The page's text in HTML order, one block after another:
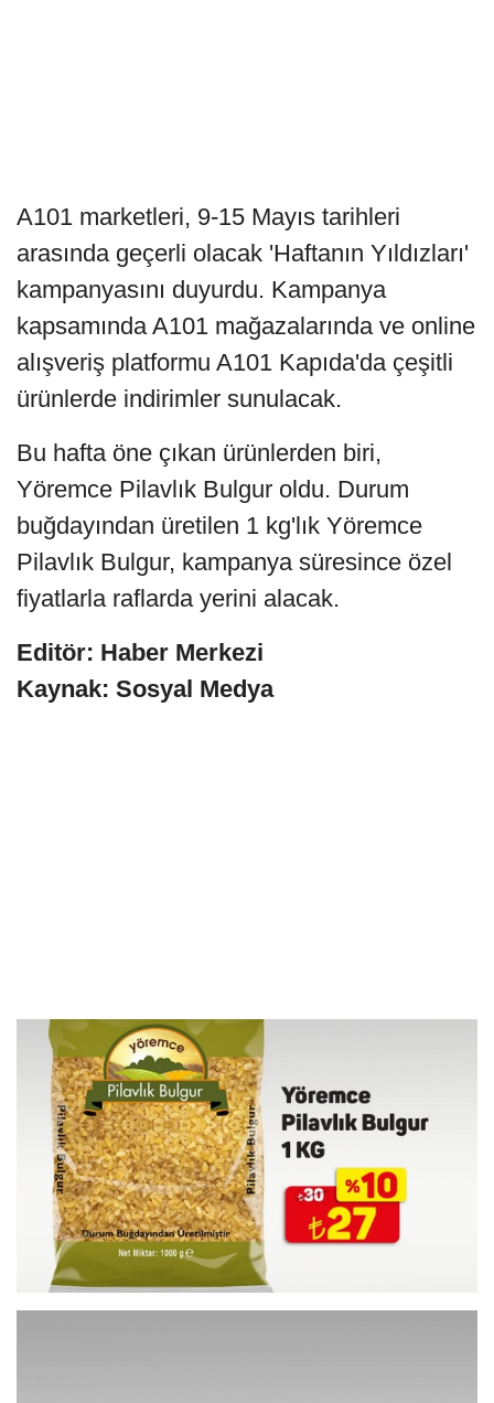
A101 marketleri, 9-15 Mayıs tarihleri
arasında geçerli olacak 'Haftanın Yıldızları'
kampanyasını duyurdu. Kampanya
kapsamında A101 mağazalarında ve online
alışveriş platformu A101 Kapıda'da çeşitli
ürünlerde indirimler sunulacak.
Bu hafta öne çıkan ürünlerden biri,
Yöremce Pilavlık Bulgur oldu. Durum
buğdayından üretilen 1 kg'lık Yöremce
Pilavlık Bulgur, kampanya süresince özel
fiyatlarla raflarda yerini alacak.
Editör: Haber Merkezi
Kaynak: Sosyal Medya